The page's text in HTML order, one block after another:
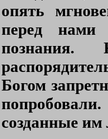
опять
перед
познания.
Богом
созданные